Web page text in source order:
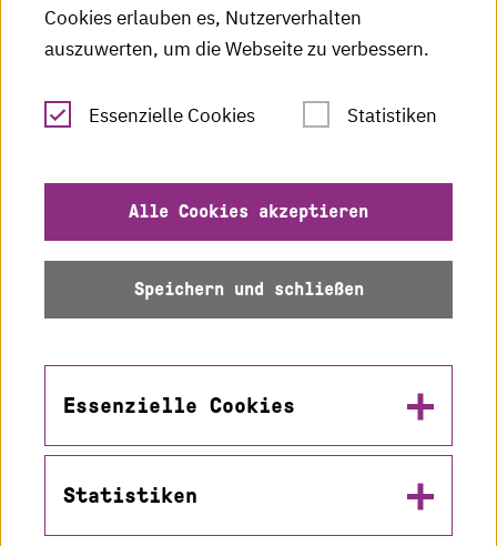
RSS-Feed
Leichte Sprache
Datenschutz
Barrierefreiheit
Cookies erlauben es, Nutzerverhalten
auszuwerten, um die Webseite zu verbessern.
Essenzielle Cookies Statistiken
Alle Cookies akzeptieren
Speichern und schließen
Essenzielle Cookies
Statistiken